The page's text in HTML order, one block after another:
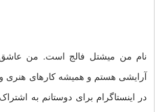
نام من میشتل فالج است. من
آرایشی هستم و همیشه کارهای هنری
در اینستاگرام برای دوستانم به